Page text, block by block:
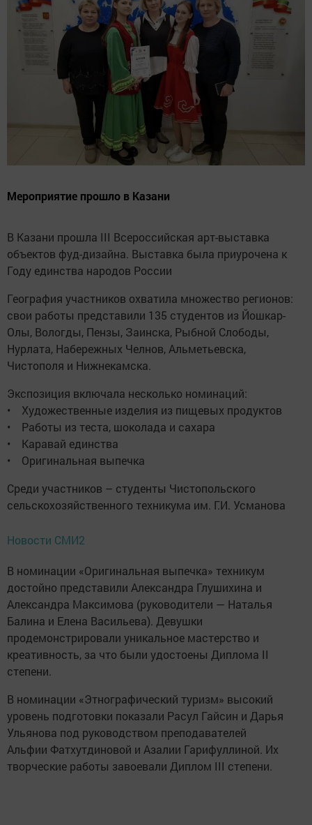
Мероприятие прошло в Казани
В Казани прошла III Всероссийская арт-выставка
объектов фуд-дизайна. Выставка была приурочена к
Году единства народов России
География участников охватила множество регионов:
свои работы представили 135 студентов из Йошкар-
Олы, Вологды, Пензы, Заинска, Рыбной Слободы,
Нурлата, Набережных Челнов, Альметьевска,
Чистополя и Нижнекамска.
Экспозиция включала несколько номинаций:
• Художественные изделия из пищевых продуктов
• Работы из теста, шоколада и сахара
• Каравай единства
• Оригинальная выпечка
Среди участников – студенты Чистопольского
сельскохозяйственного техникума им. Г.И. Усманова
Новости СМИ2
В номинации «Оригинальная выпечка» техникум
достойно представили Александра Глушихина и
Александра Максимова (руководители — Наталья
Балина и Елена Васильева). Девушки
продемонстрировали уникальное мастерство и
креативность, за что были удостоены Диплома II
степени.
В номинации «Этнографический туризм» высокий
уровень подготовки показали Расул Гайсин и Дарья
Ульянова под руководством преподавателей
Альфии Фатхутдиновой и Азалии Гарифуллиной. Их
творческие работы завоевали Диплом III степени.